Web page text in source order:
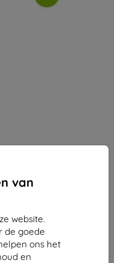
van
website.
de goede
ons het
en